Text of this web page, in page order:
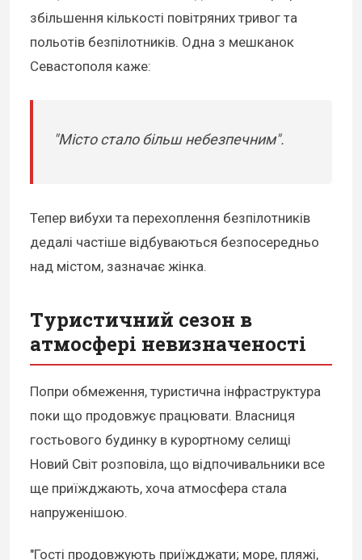
збільшення кількості повітряних тривог та
польотів безпілотників. Одна з мешканок
Севастополя каже:
"Місто стало більш небезпечним".
Тепер вибухи та перехоплення безпілотників
дедалі частіше відбуваються безпосередньо
над містом, зазначає жінка.
Туристичний сезон в
атмосфері невизначеності
Попри обмеження, туристична інфраструктура
поки що продовжує працювати. Власниця
гостьового будинку в курортному селищі
Новий Світ розповіла, що відпочивальники все
ще приїжджають, хоча атмосфера стала
напруженішою.
"Гості продовжують приїжджати; море, пляжі,